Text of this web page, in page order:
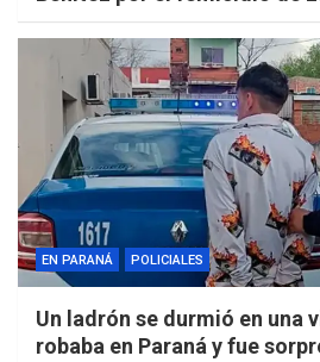
EN PARANÁ POLICIALES
Un ladrón se durmió en una
robaba en Paraná y fue